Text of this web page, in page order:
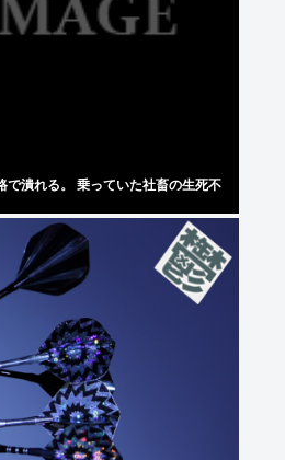
で潰れる。 乗っていた社畜の生死不